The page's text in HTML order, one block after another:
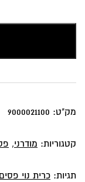
מק"ט: 9000021100
קטגוריות: מודרני,
תגיות: כרית נוי פסים